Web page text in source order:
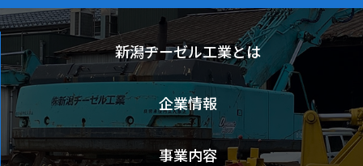
新潟ヂーゼル工業とは
企業情報
事業内容